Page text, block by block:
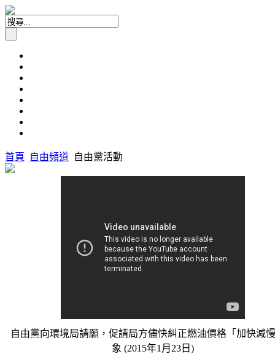
首頁 自由頻道 自由黨活動
自由黨向環境局請願，促請局方儘快糾正燃油價格「加快減
象 (2015年1月23日)